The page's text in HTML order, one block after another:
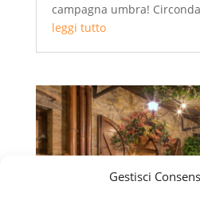
Gestisci
campagna umbra!
leggi tutto